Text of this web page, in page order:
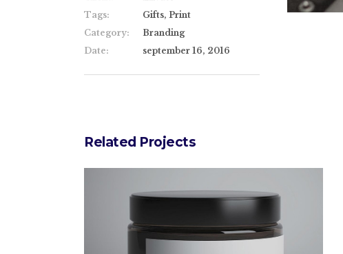
Tags:
Gifts, Print
Category:
Branding
Date:
september 16, 2016
Related Projects
Design Tutorials